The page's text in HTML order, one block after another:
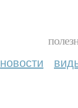
новости